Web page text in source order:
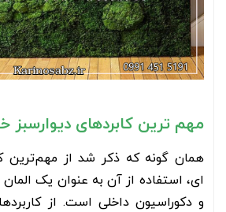
مهم ترین کابردهای
همان گونه که ذکر شد از مهم‌ترین
ای، استفاده از آن به عنوان یک المان
و دکوراسیون داخلی است. از